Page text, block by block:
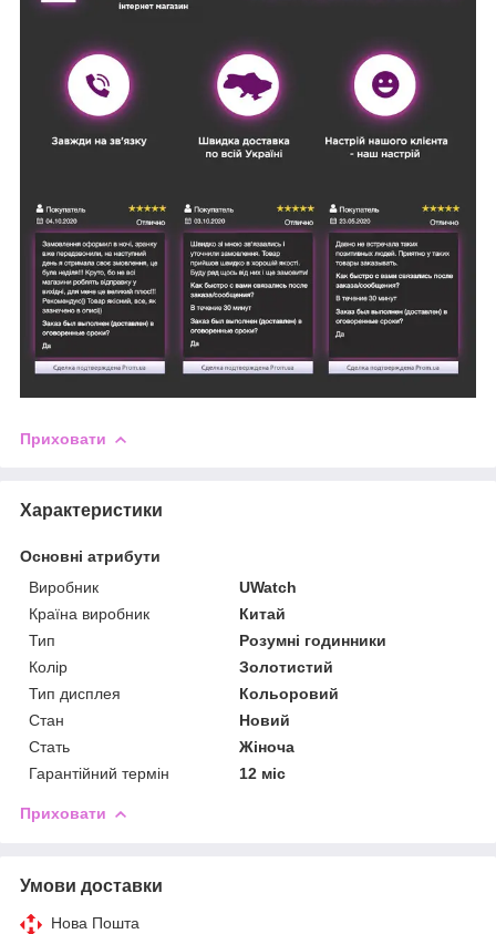
Приховати
Характеристики
Основні атрибути
Виробник
UWatch
Країна виробник
Китай
Тип
Розумні годинники
Колір
Золотистий
Тип дисплея
Кольоровий
Стан
Новий
Стать
Жіноча
Гарантійний термін
12 міс
Приховати
Умови доставки
Нова Пошта